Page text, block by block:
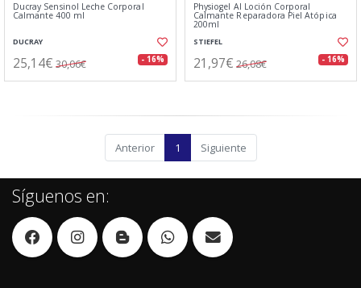
Ducray Sensinol Leche Corporal
Calmante 400 ml
DUCRAY
25,14€ 30,06€ - 16%
Physiogel AI Loción Corporal
Calmante Reparadora Piel Atópica
200ml
STIEFEL
21,97€ 26,08€ - 16%
Anterior 1 Siguiente
Síguenos en: